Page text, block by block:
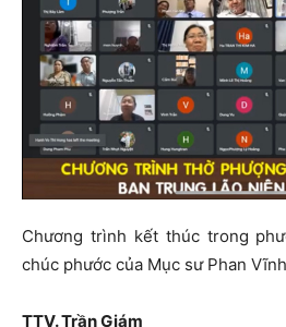
Chương trình kết thúc trong
chúc phước của Mục sư Phan
TTV. Trần Giám